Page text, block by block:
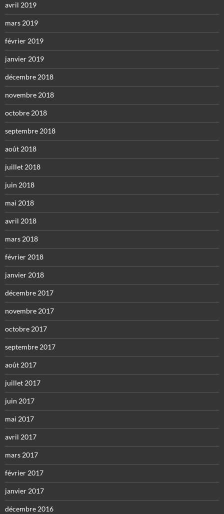
avril 2019
mars 2019
février 2019
janvier 2019
décembre 2018
novembre 2018
octobre 2018
septembre 2018
août 2018
juillet 2018
juin 2018
mai 2018
avril 2018
mars 2018
février 2018
janvier 2018
décembre 2017
novembre 2017
octobre 2017
septembre 2017
août 2017
juillet 2017
juin 2017
mai 2017
avril 2017
mars 2017
février 2017
janvier 2017
décembre 2016